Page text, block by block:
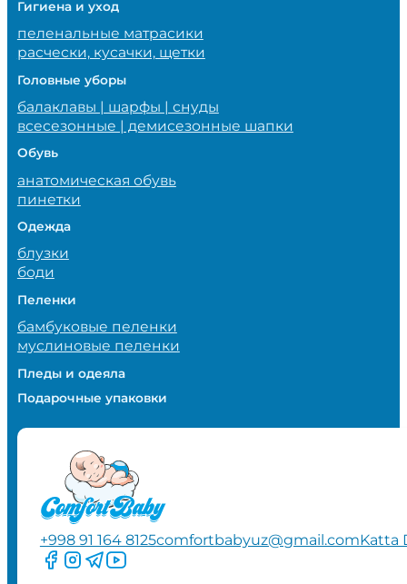
Гигиена и уход
пеленальные матрасики
расчески, кусачки, щетки
Головные уборы
балаклавы | шарфы | снуды
всесезонные | демисезонные шапки
Обувь
анатомическая обувь
пинетки
Одежда
блузки
боди
Пеленки
бамбуковые пеленки
муслиновые пеленки
Пледы и одеяла
Подарочные упаковки
+998 91 164 8125comfortbabyuz@gmail.comKatta
Следите за нами на Facebook
Следите за нами в Instagram
Следите за нами в Telegram
Следите за нами в YouTube